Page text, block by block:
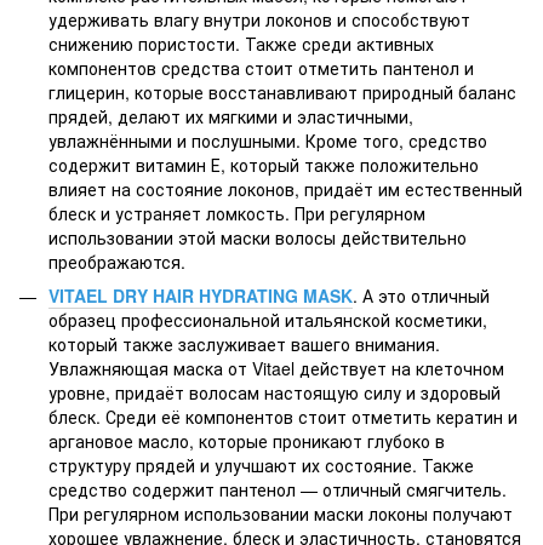
удерживать влагу внутри локонов и способствуют
снижению пористости. Также среди активных
компонентов средства стоит отметить пантенол и
глицерин, которые восстанавливают природный баланс
прядей, делают их мягкими и эластичными,
увлажнёнными и послушными. Кроме того, средство
содержит витамин Е, который также положительно
влияет на состояние локонов, придаёт им естественный
блеск и устраняет ломкость. При регулярном
использовании этой маски волосы действительно
преображаются.
VITAEL DRY HAIR HYDRATING MASK. А это отличный
образец профессиональной итальянской косметики,
который также заслуживает вашего внимания.
Увлажняющая маска от Vitael действует на клеточном
уровне, придаёт волосам настоящую силу и здоровый
блеск. Среди её компонентов стоит отметить кератин и
аргановое масло, которые проникают глубоко в
структуру прядей и улучшают их состояние. Также
средство содержит пантенол — отличный смягчитель.
При регулярном использовании маски локоны получают
хорошее увлажнение, блеск и эластичность, становятся